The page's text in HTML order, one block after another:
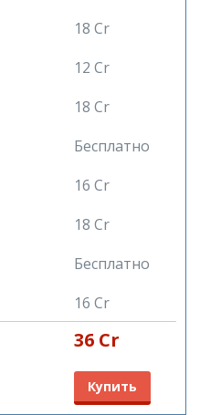
18 Cr
12 Cr
18 Cr
Бесплатно
16 Cr
18 Cr
Бесплатно
16 Cr
36 Cr
Купить